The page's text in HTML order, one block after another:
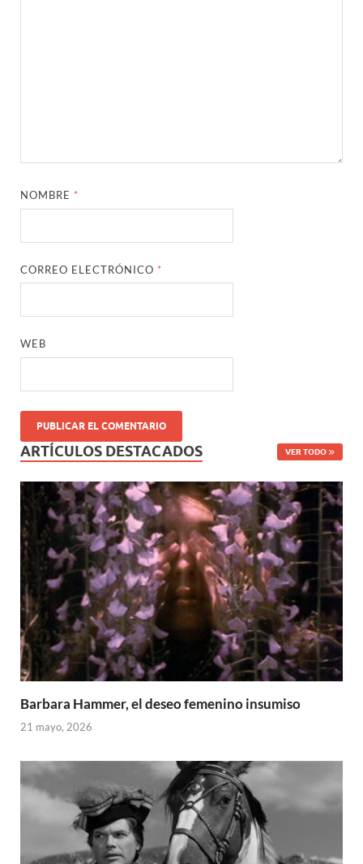
NOMBRE *
CORREO ELECTRÓNICO *
WEB
ARTÍCULOS DESTACADOS VER TODO
Barbara Hammer, el deseo femenino insumiso
21 mayo, 2026